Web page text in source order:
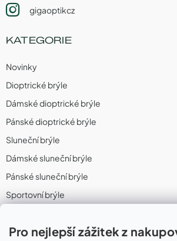
Pro nejlepší zážitek z
gigaoptikcz
KATEGORIE
Novinky
Dioptrické brýle
Dámské dioptrické brýle
Pánské dioptrické brýle
Sluneční brýle
Dámské sluneční brýle
Pánské sluneční brýle
Sportovní brýle
Sportovní dioptrické brýle